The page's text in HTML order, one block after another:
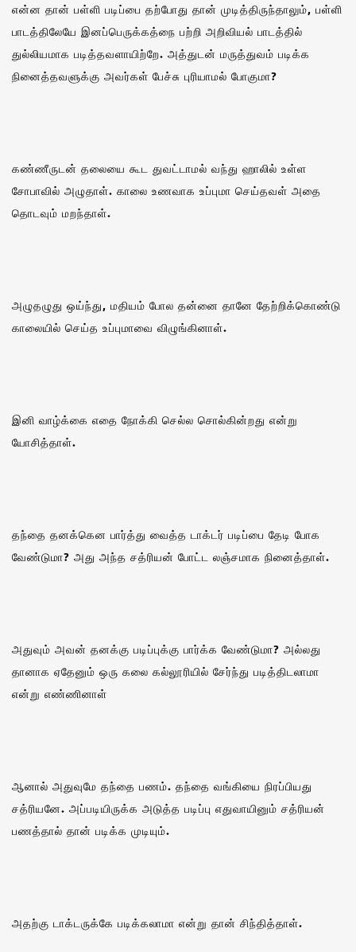
என்ன தான் பள்ளி படிப்பை தற்போது தான் முடித்திருந்தாலும், பள்ளி
பாடத்திலேயே இனப்பெருக்கத்நை பற்றி அறிவியல் பாடத்தில்
துல்லியமாக படித்தவளாயிற்றே. அத்துடன் மருத்துவம் படிக்க
நினைத்தவளுக்கு அவர்கள் பேச்சு புரியாமல் போகுமா?
கண்ணீருடன் தலையை கூட துவட்டாமல் வந்து ஹாலில் உள்ள
சோபாவில் அழுதாள். காலை உணவாக உப்புமா செய்தவள் அதை
தொடவும் மறந்தாள்.
அழுதழுது ஒய்ந்து, மதியம் போல தன்னை தானே தேற்றிக்கொண்டு
காலையில் செய்த உப்புமாவை விழுங்கினாள்.
இனி வாழ்க்கை எதை நோக்கி செல்ல சொல்கின்றது என்று
யோசித்தாள்.
தந்தை தனக்கென பார்த்து வைத்த டாக்டர் படிப்பை தேடி போக
வேண்டுமா? அது அந்த சத்ரியன் போட்ட லஞ்சமாக நினைத்தாள்.
அதுவும் அவன் தனக்கு படிப்புக்கு பார்க்க வேண்டுமா? அல்லது
தானாக ஏதேனும் ஒரு கலை கல்லூரியில் சேர்ந்து படித்திடலாமா
என்று எண்ணினாள்‌
ஆனால் அதுவுமே தந்தை பணம். தந்தை வங்கியை நிரப்பியது
சத்ரியனே. அப்படியிருக்க அடுத்த படிப்பு எதுவாயினும் சத்ரியன்
பணத்தால் தான் படிக்க முடியும்.
அதற்கு டாக்டருக்கே படிக்கலாமா என்று தான் சிந்தித்தாள்.